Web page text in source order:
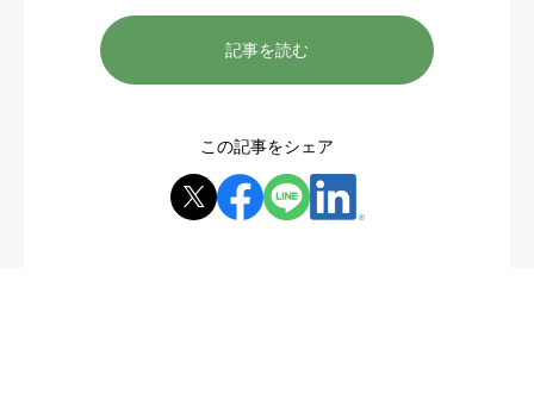
記事を読む
この記事をシェア